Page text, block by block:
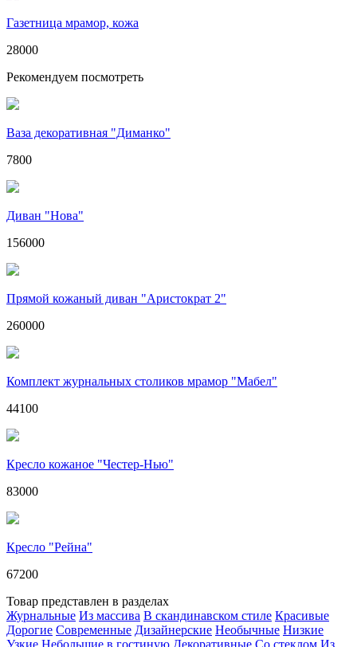
Газетница мрамор, кожа
28000
Рекомендуем посмотреть
Ваза декоративная "Диманко"
7800
Диван "Нова"
156000
Прямой кожаный диван "Аристократ 2"
260000
Комплект журнальных столиков мрамор "Мабел"
44100
Кресло кожаное "Честер-Нью"
83000
Кресло "Рейна"
67200
Товар представлен в разделах
Журнальные Из массива В скандинавском стиле Красивые
Дорогие Современные Дизайнерские Необычные Низкие
Узкие Небольшие в гостиную Декоративные Со стеклом Из